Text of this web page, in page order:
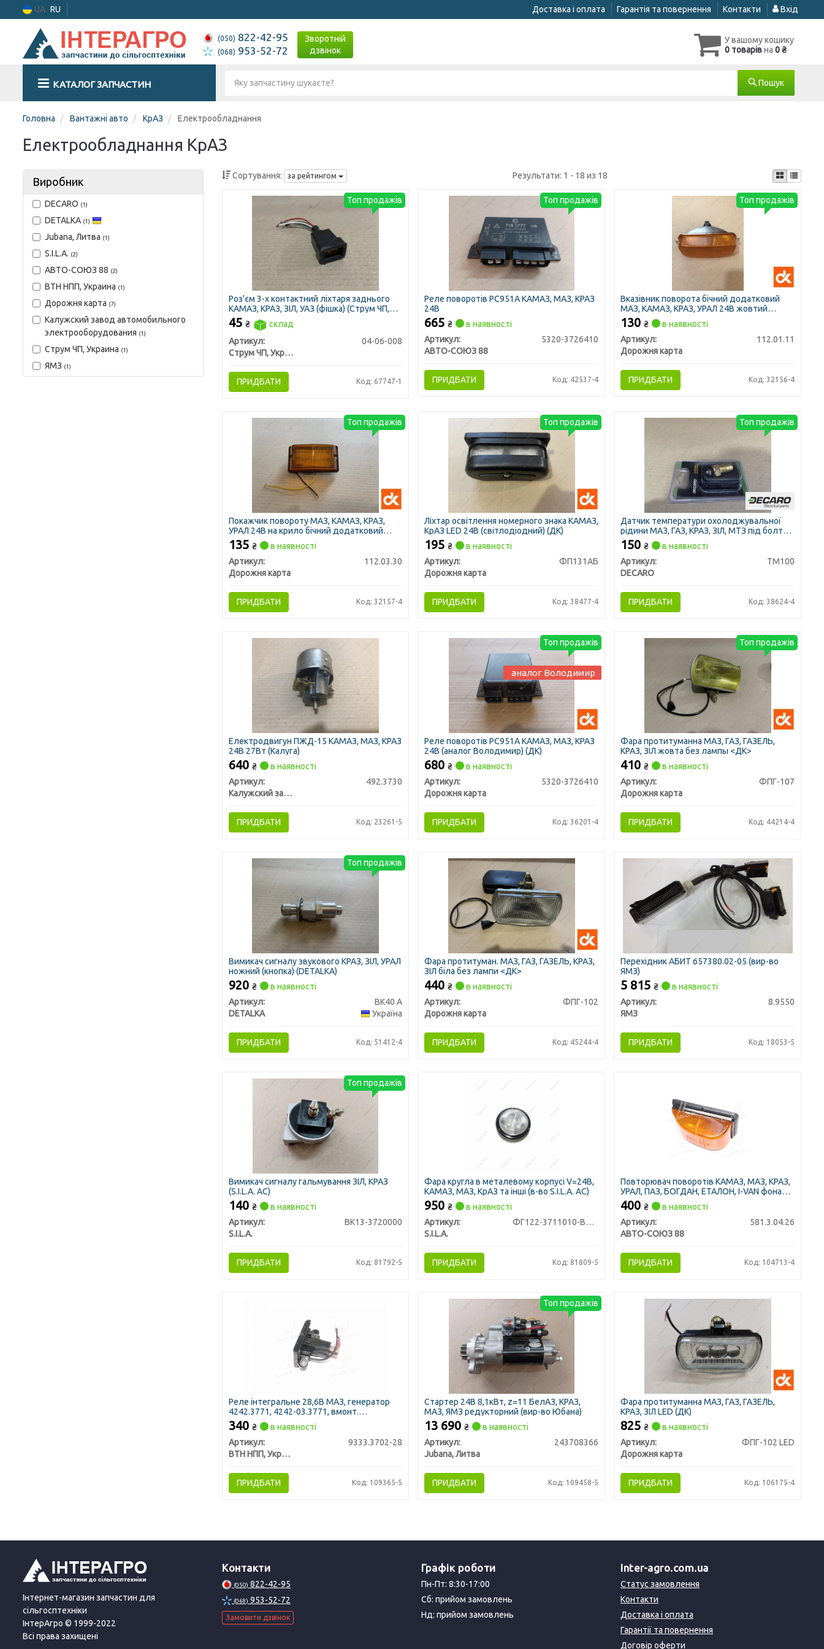
UA RU Доставка і оплата Гарантія та повернення Контакти Вхід
(050) 822-42-95
(068) 953-52-72
Зворотній
дзвінок
У вашому кошику
0 товарівна 0 ₴
КАТАЛОГ ЗАПЧАСТИН Пошук
Головна Вантажні авто КрАЗ Електрообладнання
Електрообладнання КрАЗ
Виробник
DECARO (1)
DETALKA (1)
Jubana, Литва (1)
S.I.L.A. (2)
АВТО-СОЮЗ 88 (2)
ВТН НПП, Украина (1)
Дорожня карта (7)
Калужский завод автомобильного
электрооборудования (1)
Струм ЧП, Украина (1)
ЯМЗ (1)
Сортування: за рейтингом Результати: 1 - 18 из 18
Роз'єм 3-х контактний ліхтаря заднього
КАМАЗ, КРАЗ, ЗІЛ, УАЗ (фішка) (Струм ЧП,
Україна)
45 ₴
склад
Артикул:
04-06-008
Струм ЧП, Украина
ПРИДБАТИ Код: 67747-1
Топ продажів
Реле поворотів РС951А КАМАЗ, МАЗ, КРАЗ
24В
665₴
в наявності
Артикул:
5320-3726410
АВТО-СОЮЗ 88
ПРИДБАТИ Код: 42537-4
Топ продажів
Вказівник поворота бічний додатковий
МАЗ, КАМАЗ, КРАЗ, УРАЛ 24В жовтий
ліхтар (ДК)
130₴
в наявності
Артикул:
112.01.11
Дорожня карта
ПРИДБАТИ Код: 32156-4
Топ продажів
Покажчик повороту МАЗ, КАМАЗ, КРАЗ,
УРАЛ 24В на крило бічний додатковий
жовтий (ДК)
135 ₴
в наявності
Артикул:
112.03.30
Дорожня карта
ПРИДБАТИ Код: 32157-4
Топ продажів
Ліхтар освітлення номерного знака КАМАЗ,
КрАЗ LED 24В (світлодіодний) (ДК)
195₴
в наявності
Артикул:
ФП131АБ
Дорожня карта
ПРИДБАТИ Код: 38477-4
Топ продажів
Датчик температури охолоджувальної
рідини МАЗ, ГАЗ, КРАЗ, ЗІЛ, МТЗ під болт
(DECARO)
150₴
в наявності
Артикул:
ТМ100
DECARO
ПРИДБАТИ Код: 38624-4
Топ продажів
Електродвигун ПЖД-15 КАМАЗ, МАЗ, КРАЗ
24В 27Вт (Калуга)
640 ₴
в наявності
Артикул:
492.3730
Калужский завод автомобильного электрооборудования
ПРИДБАТИ Код: 23261-5
Реле поворотів РС951А КАМАЗ, МАЗ, КРАЗ
24В (аналог Володимир) (ДК)
680₴
в наявності
Артикул:
5320-3726410
Дорожня карта
ПРИДБАТИ Код: 36201-4
Топ продажів
аналог Володимир
Фара протитуманна МАЗ, ГАЗ, ГАЗЕЛЬ,
КРАЗ, ЗІЛ жовта без лампы <ДК>
410₴
в наявності
Артикул:
ФПГ-107
Дорожня карта
ПРИДБАТИ Код: 44214-4
Топ продажів
Вимикач сигналу звукового КРАЗ, ЗІЛ, УРАЛ
ножний (кнопка) (DETALKA)
920 ₴
в наявності
Артикул:
ВК40 А
DETALKA
Україна
ПРИДБАТИ Код: 51412-4
Топ продажів
Фара протитуман. МАЗ, ГАЗ, ГАЗЕЛЬ, КРАЗ,
ЗІЛ біла без лампи <ДК>
440₴
в наявності
Артикул:
ФПГ-102
Дорожня карта
ПРИДБАТИ Код: 45244-4
Перехідник АБИТ 657380.02-05 (вир-во
ЯМЗ)
5 815₴
в наявності
Артикул:
8.9550
ЯМЗ
ПРИДБАТИ Код: 18053-5
Вимикач сигналу гальмування ЗІЛ, КРАЗ
(S.I.L.A. AC)
140 ₴
в наявності
Артикул:
ВК13-3720000
S.I.L.A.
ПРИДБАТИ Код: 81792-5
Топ продажів
Фара кругла в металевому корпусі V=24В,
КАМАЗ, МАЗ, КрАЗ та інші (в-во S.I.L.A. AC)
950₴
в наявності
Артикул:
ФГ122-3711010-ВВС1
S.I.L.A.
ПРИДБАТИ Код: 81809-5
Повторювач поворотів КАМАЗ, МАЗ, КРАЗ,
УРАЛ, ПАЗ, БОГДАН, ЕТАЛОН, I-VAN фонарь
із лампою 24V
400₴
в наявності
Артикул:
581.3.04.26
АВТО-СОЮЗ 88
ПРИДБАТИ Код: 104713-4
Реле інтегральне 28,6В МАЗ, генератор
4242.3771, 4242-03.3771, вмонт.
конденсатор (вир-во ВТН)
340 ₴
в наявності
Артикул:
9333.3702-28
ВТН НПП, Украина
ПРИДБАТИ Код: 109365-5
Стартер 24В 8,1кВт, z=11 БелАЗ, КРАЗ,
МАЗ, ЯМЗ редукторний (вир-во Юбана)
13 690₴
в наявності
Артикул:
243708366
Jubana, Литва
ПРИДБАТИ Код: 109458-5
Топ продажів
Фара протитуманна МАЗ, ГАЗ, ГАЗЕЛЬ,
КРАЗ, ЗІЛ LED (ДК)
825₴
в наявності
Артикул:
ФПГ-102 LED
Дорожня карта
ПРИДБАТИ Код: 106175-4
Інтернет-магазин запчастин для
сільгосптехніки
ІнтерАгро © 1999-2022
Всі права захищені
Контакти
(050) 822-42-95
(068) 953-52-72
Замовити дзвінок
Графік роботи
Пн-Пт: 8:30-17:00
Сб: прийом замовлень
Нд: прийом замовлень
Inter-agro.com.ua
Статус замовлення
Контакти
Доставка і оплата
Гарантії та повернення
Договір оферти